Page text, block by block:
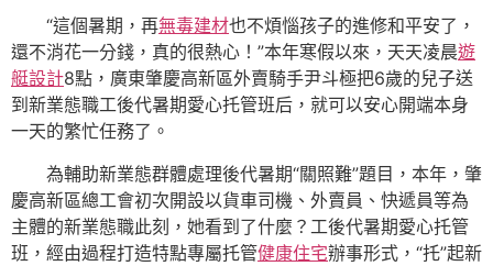
“這個暑期，再無毒建材也不煩惱孩子的進修和平安了，
還不消花一分錢，真的很熱心！”本年寒假以來，天天凌晨遊
艇設計8點，廣東肇慶高新區外賣騎手尹斗極把6歲的兒子送
到新業態職工後代暑期愛心托管班后，就可以安心開端本身
一天的繁忙任務了。
為輔助新業態群體處理後代暑期“關照難”題目，本年，肇
慶高新區總工會初次開設以貨車司機、外賣員、快遞員等為
主體的新業態職此刻，她看到了什麼？工後代暑期愛心托管
班，經由過程打造特點專屬托管健康住宅辦事形式，“托”起新